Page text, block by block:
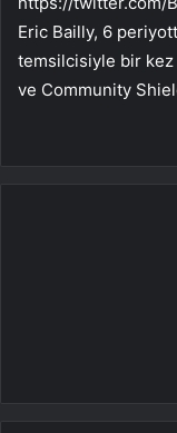
Eric Bailly, 6
temsilcisiyle bir kez
ve Community